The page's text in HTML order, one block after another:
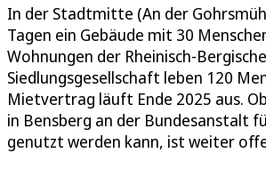
In der Stadtmitte (An der
Tagen ein Gebäude mit 30
Wohnungen der Rheinisch-
Siedlungsgesellschaft leben 120
Mietvertrag läuft Ende 2025 aus.
in Bensberg an der Bundesanstalt
genutzt werden kann, ist weiter